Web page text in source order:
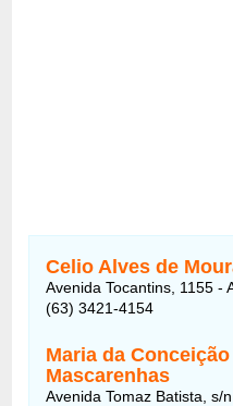
Celio Alves de
Avenida Tocantins, 1155 -
(63) 3421-4154
Maria da
Mascarenhas
Avenida Tomaz Batista, s/